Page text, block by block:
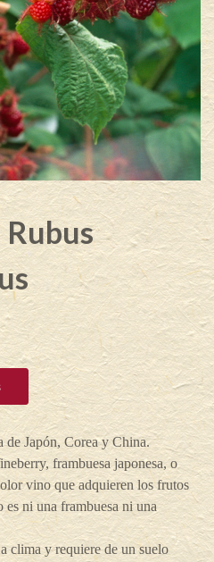
de Japón, Corea y China.
frambuesa japonesa, o
vino que adquieren los frutos
es ni una frambuesa ni una
clima y requiere de un suelo